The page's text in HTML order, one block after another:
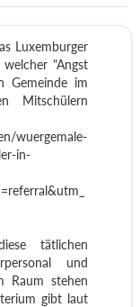
Luxemburger
"Angst
Gemeinde im
Mitschülern
wuergemale-
in-
tätlichen
und
Raum stehen
gibt laut